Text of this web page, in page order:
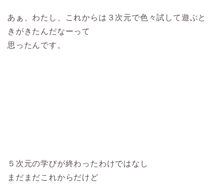
あぁ、わたし、これからは３次元で色々試して遊ぶと
きがきたんだなーって
思ったんです。
５次元の学びが終わったわけではなし
まだまだこれからだけど